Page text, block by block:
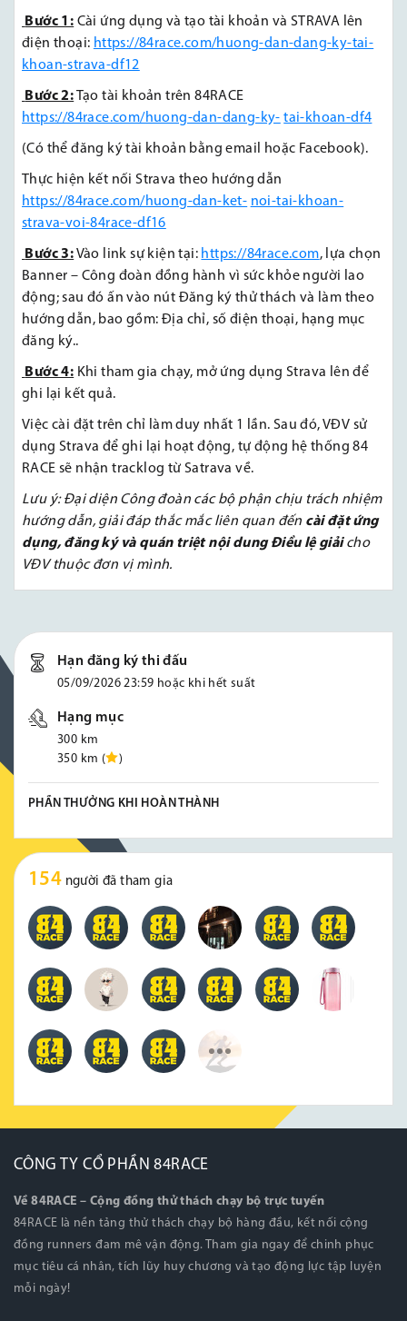
Bước 1: Cài ứng dụng và tạo tài khoản và STRAVA lên
điện thoại: https://84race.com/huong-dan-dang-ky-tai-
khoan-strava-df12
Bước 2:Tạo tài khoản trên 84RACE
https://84race.com/huong-dan-dang-ky- tai-khoan-df4
(Có thể đăng ký tài khoản bằng email hoặc Facebook).
Thực hiện kết nối Strava theo hướng dẫn
https://84race.com/huong-dan-ket- noi-tai-khoan-
strava-voi-84race-df16
Bước 3:Vào link sự kiện tại: https://84race.com, lựa chọn
Banner – Công đoàn đồng hành vì sức khỏe người lao
động; sau đó ấn vào nút Đăng ký thử thách và làm theo
hướng dẫn, bao gồm: Địa chỉ, số điện thoại, hạng mục
đăng ký..
Bước 4: Khi tham gia chạy, mở ứng dụng Strava lên để
ghi lại kết quả.
Việc cài đặt trên chỉ làm duy nhất 1 lần. Sau đó, VĐV sử
dụng Strava để ghi lại hoạt động, tự động hệ thống 84
RACE sẽ nhận tracklog từ Satrava về.
Lưu ý: Đại diện Công đoàn các bộ phận chịu trách nhiệm
hướng dẫn, giải đáp thắc mắc liên quan đến cài đặt ứng
dụng, đăng ký và quán triệt nội dung Điều lệ giảicho
VĐV thuộc đơn vị mình.
Hạn đăng ký thi đấu
05/09/2026 23:59 hoặc khi hết suất
Hạng mục
300 km
350 km (
)
PHẦN THƯỞNG KHI HOÀN THÀNH
154 người đã tham gia
CÔNG TY CỔ PHẦN 84RACE
Về 84RACE – Cộng đồng thử thách chạy bộ trực tuyến
84RACE là nền tảng thử thách chạy bộ hàng đầu, kết nối cộng
đồng runners đam mê vận động. Tham gia ngay để chinh phục
mục tiêu cá nhân, tích lũy huy chương và tạo động lực tập luyện
mỗi ngày!